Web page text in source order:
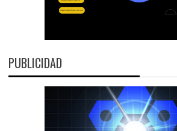
PUBLICIDAD